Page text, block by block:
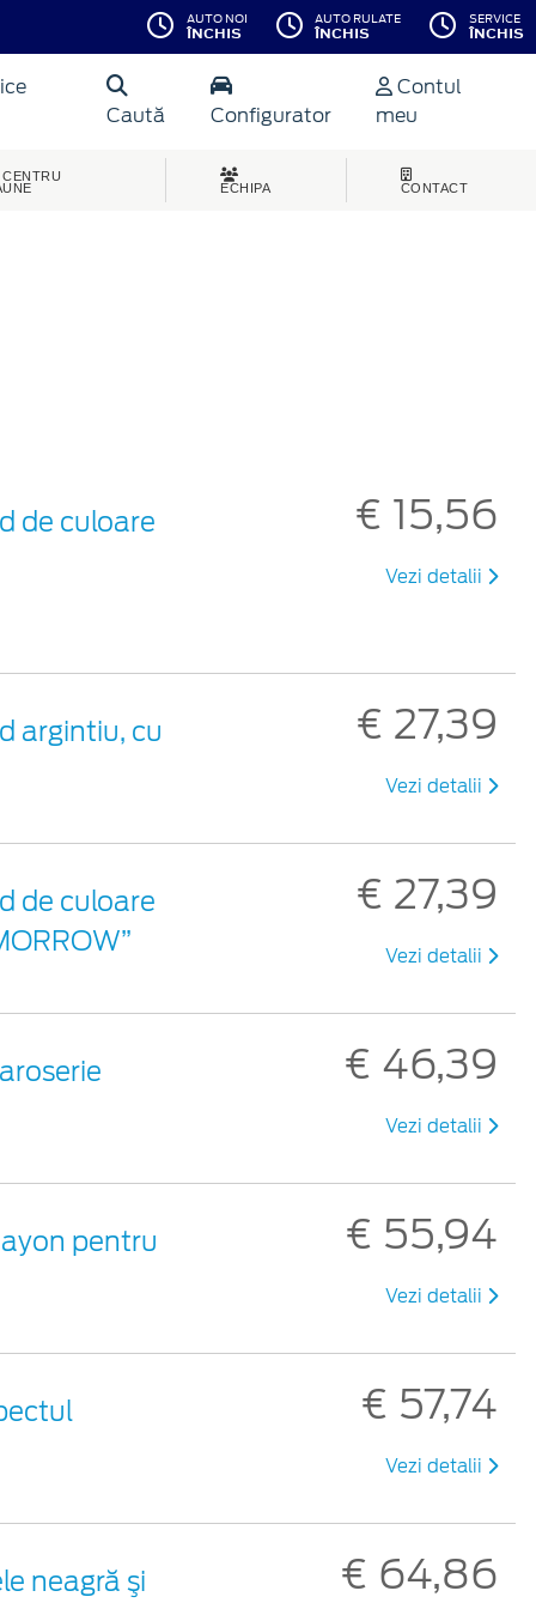
AUTO NOI
ÎNCHIS
AUTO RULATE
ÎNCHIS
SERVICE
ÎNCHIS
Caută Configurator
Contul
meu
CENTRU
ECHIPA CONTACT
de culoare
€ 15,56
Vezi detalii
argintiu, cu
€ 27,39
Vezi detalii
de culoare
€ 27,39
Vezi detalii
€ 46,39
Vezi detalii
pentru
€ 55,94
Vezi detalii
€ 57,74
Vezi detalii
neagră şi
€ 64,86